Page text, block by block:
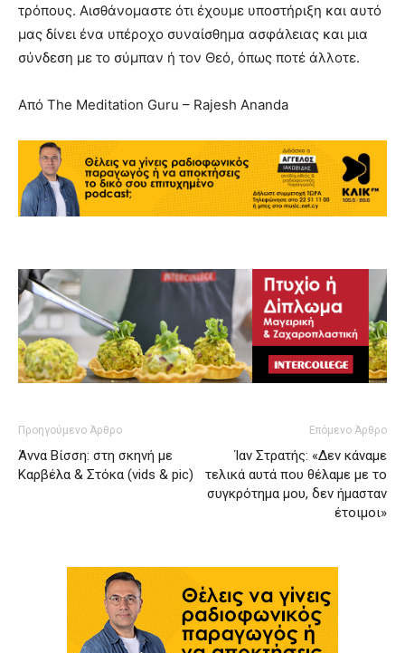
τρόπους. Αισθάνομαστε ότι έχουμε υποστήριξη και αυτό
μας δίνει ένα υπέροχο συναίσθημα ασφάλειας και μια
σύνδεση με το σύμπαν ή τον Θεό, όπως ποτέ άλλοτε.
Από The Meditation Guru – Rajesh Ananda
Προηγούμενο Άρθρο
Άννα Βίσση: στη σκηνή με
Καρβέλα & Στόκα (vids & pic)
Επόμενο Άρθρο
Ίαν Στρατής: «Δεν κάναμε
τελικά αυτά που θέλαμε με το
συγκρότημα μου, δεν ήμασταν
έτοιμοι»